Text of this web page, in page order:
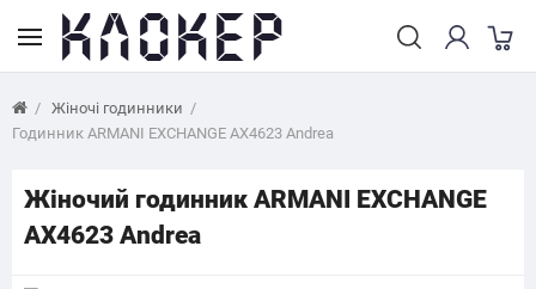
Жіночі годинники
Годинник ARMANI EXCHANGE AX4623 Andrea
Жіночий годинник ARMANI EXCHANGE
AX4623 Andrea